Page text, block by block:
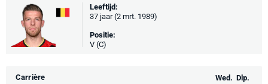
Leeftijd:
37 jaar (2 mrt. 1989)
Positie:
V (C)
Carrière Wed. Dlp.